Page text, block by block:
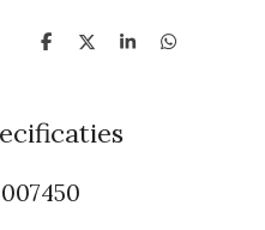
D
n
D
S
D